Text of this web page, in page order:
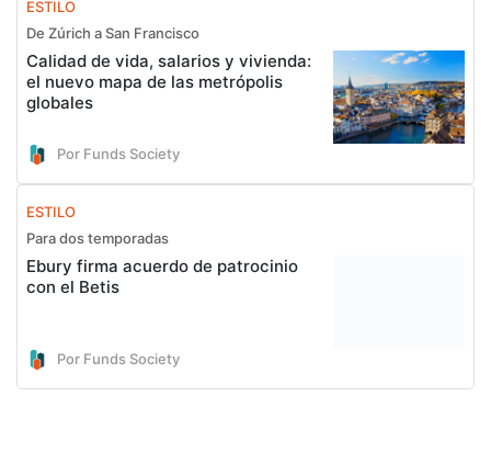
ESTILO
De Zúrich a San Francisco
Calidad de vida, salarios y vivienda:
el nuevo mapa de las metrópolis
globales
Por Funds Society
ESTILO
Para dos temporadas
Ebury firma acuerdo de patrocinio
con el Betis
Por Funds Society